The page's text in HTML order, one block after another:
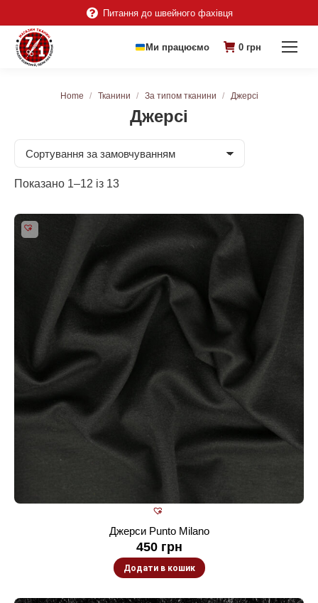
Питання до швейного фахівця
Ми працюємо 0 грн
Джерсі
You are here:
Home Тканини За типом тканини Джерсі
Показано 1–12 із 13
Джерси Punto Milano
450 грн
Додати в кошик